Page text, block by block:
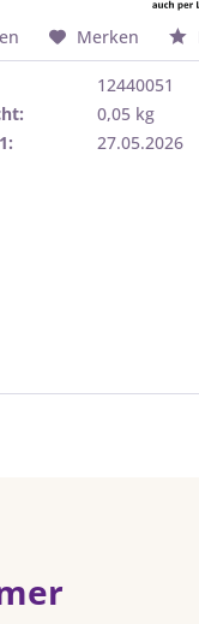
Merken
12440051
0,05 kg
27.05.2026